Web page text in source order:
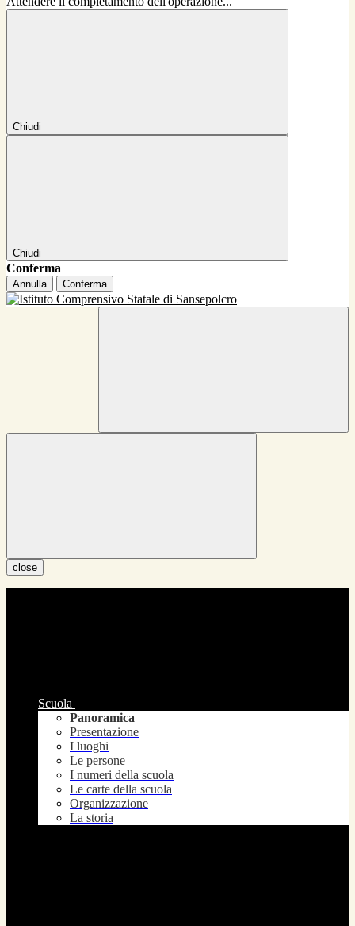
Chiudi
Chiudi
Conferma
Annulla Conferma
close
Scuola
Panoramica
Presentazione
I luoghi
Le persone
I numeri della scuola
Le carte della scuola
Organizzazione
La storia